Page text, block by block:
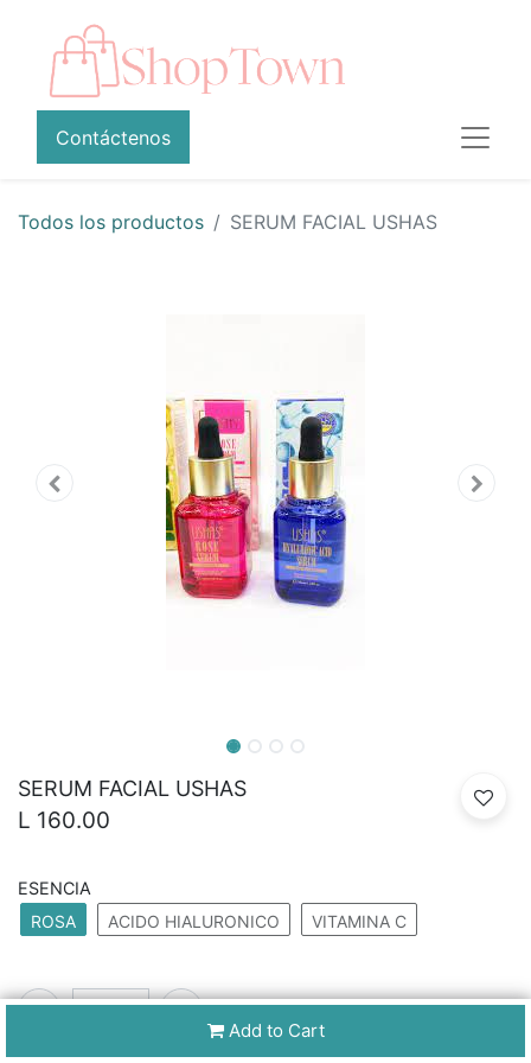
Contáctenos
Todos los productos SERUM FACIAL USHAS
SERUM FACIAL USHAS
L 160.00
ESENCIA
ROSA
ACIDO HIALURONICO VITAMINA C
Add to Cart